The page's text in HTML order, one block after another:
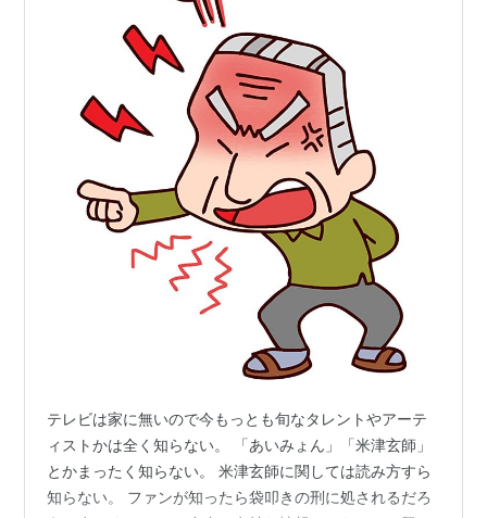
テレビは家に無いので今もっとも旬なタレントやアーテ
ィストかは全く知らない。 「あいみょん」「米津玄師」
とかまったく知らない。 米津玄師に関しては読み方すら
知らない。 ファンが知ったら袋叩きの刑に処されるだろ